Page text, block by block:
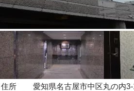
住所
愛知県名古屋市中区丸の内